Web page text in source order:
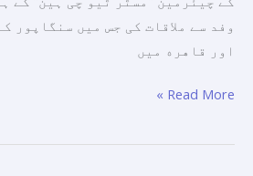
وفد سے ملاقات کی جس میں سنگاپور
اور قاهره میں
مسائل
سے
کے
پر
Read More »